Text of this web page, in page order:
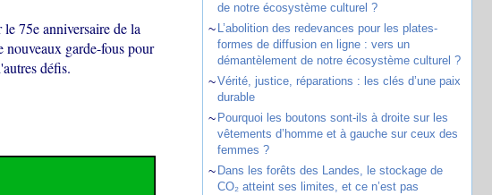
75e anniversaire de la
garde-fous pour
défis.
de notre écosystème culturel ?
~ L’abolition des redevances pour les plates-
formes de diffusion en ligne : vers un
démantèlement de notre écosystème culturel ?
~Vérité, justice, réparations : les clés d’une paix
durable
~ Pourquoi les boutons sont-ils à droite sur les
vêtements d’homme et à gauche sur ceux des
femmes ?
~ Dans les forêts des Landes, le stockage de
CO₂ atteint ses limites, et ce n’est pas